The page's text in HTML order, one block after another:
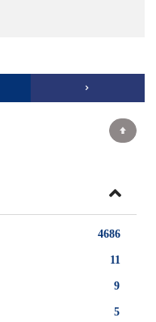
4686
11
9
5